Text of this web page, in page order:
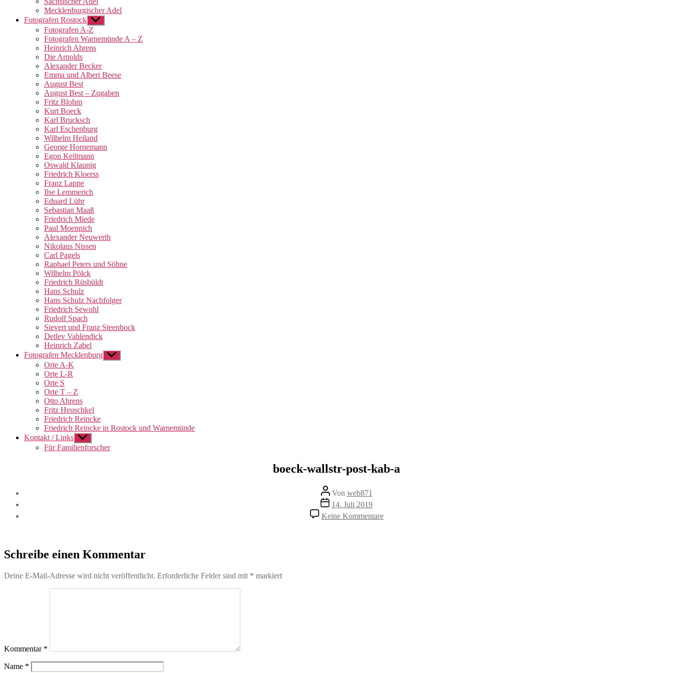
Mecklenburgischer Adel
Fotografen Rostock Untermenü
anzeigen
Fotografen A-Z
Fotografen Warnemünde A – Z
Heinrich Ahrens
Die Arnolds
Alexander Becker
Emma und Albert Beese
August Best
August Best – Zugaben
Fritz Blohm
Kurt Boeck
Karl Brucksch
Karl Eschenburg
Wilhelm Heiland
George Hornemann
Egon Keilmann
Oswald Klaunig
Friedrich Kloerss
Franz Lappe
Ilse Lemmerich
Eduard Lühr
Sebastian Maaß
Friedrich Miede
Paul Moennich
Alexander Neuwerth
Nikolaus Nissen
Carl Pagels
Raphael Peters und Söhne
Wilhelm Pölck
Friedrich Rüsbüldt
Hans Schulz
Hans Schulz Nachfolger
Friedrich Sewohl
Rudolf Spach
Sievert und Franz Steenbock
Detlev Vahlendick
Heinrich Zabel
Fotografen Mecklenburg Untermenü
anzeigen
Orte A-K
Orte L-R
Orte S
Orte T – Z
Otto Ahrens
Fritz Heuschkel
Friedrich Reincke
Friedrich Reincke in Rostock und Warnemünde
Kontakt / Links Untermenü
anzeigen
Für Familienforscher
boeck-wallstr-post-kab-a
Beitragsautor
Von web871
Veröffentlichungsdatum
14. Juli 2019
Keine Kommentarezu
boeck-
Schreibe einen Kommentar
Deine E-Mail-Adresse wird nicht veröffentlicht. Erforderliche Felder sind mit * markiert
Kommentar *
Name *